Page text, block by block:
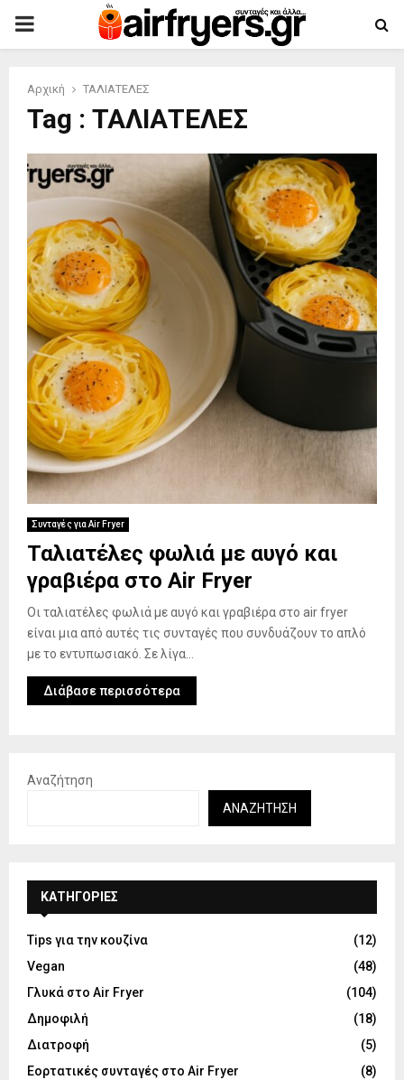
PRIMARY
Αρχική ΤΑΛΙΑΤΕΛΕΣ
Tag : ΤΑΛΙΑΤΕΛΕΣ
Συνταγές για Air Fryer
Ταλιατέλες φωλιά με αυγό και
γραβιέρα στο Air Fryer
Οι ταλιατέλες φωλιά με αυγό και γραβιέρα στο air fryer
είναι μια από αυτές τις συνταγές που συνδυάζουν το απλό
με το εντυπωσιακό. Σε λίγα...
Διάβασε περισσότερα
Αναζήτηση
ΑΝΑΖΉΤΗΣΗ
KΑΤΗΓΟΡΊΕΣ
Tips για την κουζίνα
(12)
Vegan
(48)
Γλυκά στο Air Fryer
(104)
Δημοφιλή
(18)
Διατροφή
(5)
Εορτατικές συνταγές στο Air Fryer
(8)